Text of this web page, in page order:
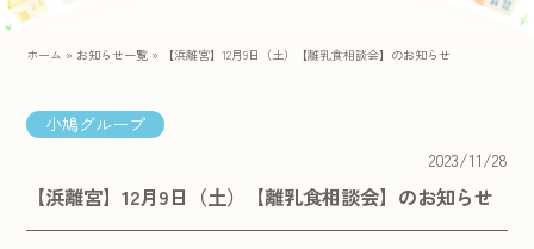
ホーム » お知らせ一覧 » 【浜離宮】12月9日（土）【離乳食相談会】のお知らせ
小鳩グループ
2023/11/28
【浜離宮】12月9日（土）【離乳食相談会】のお知らせ